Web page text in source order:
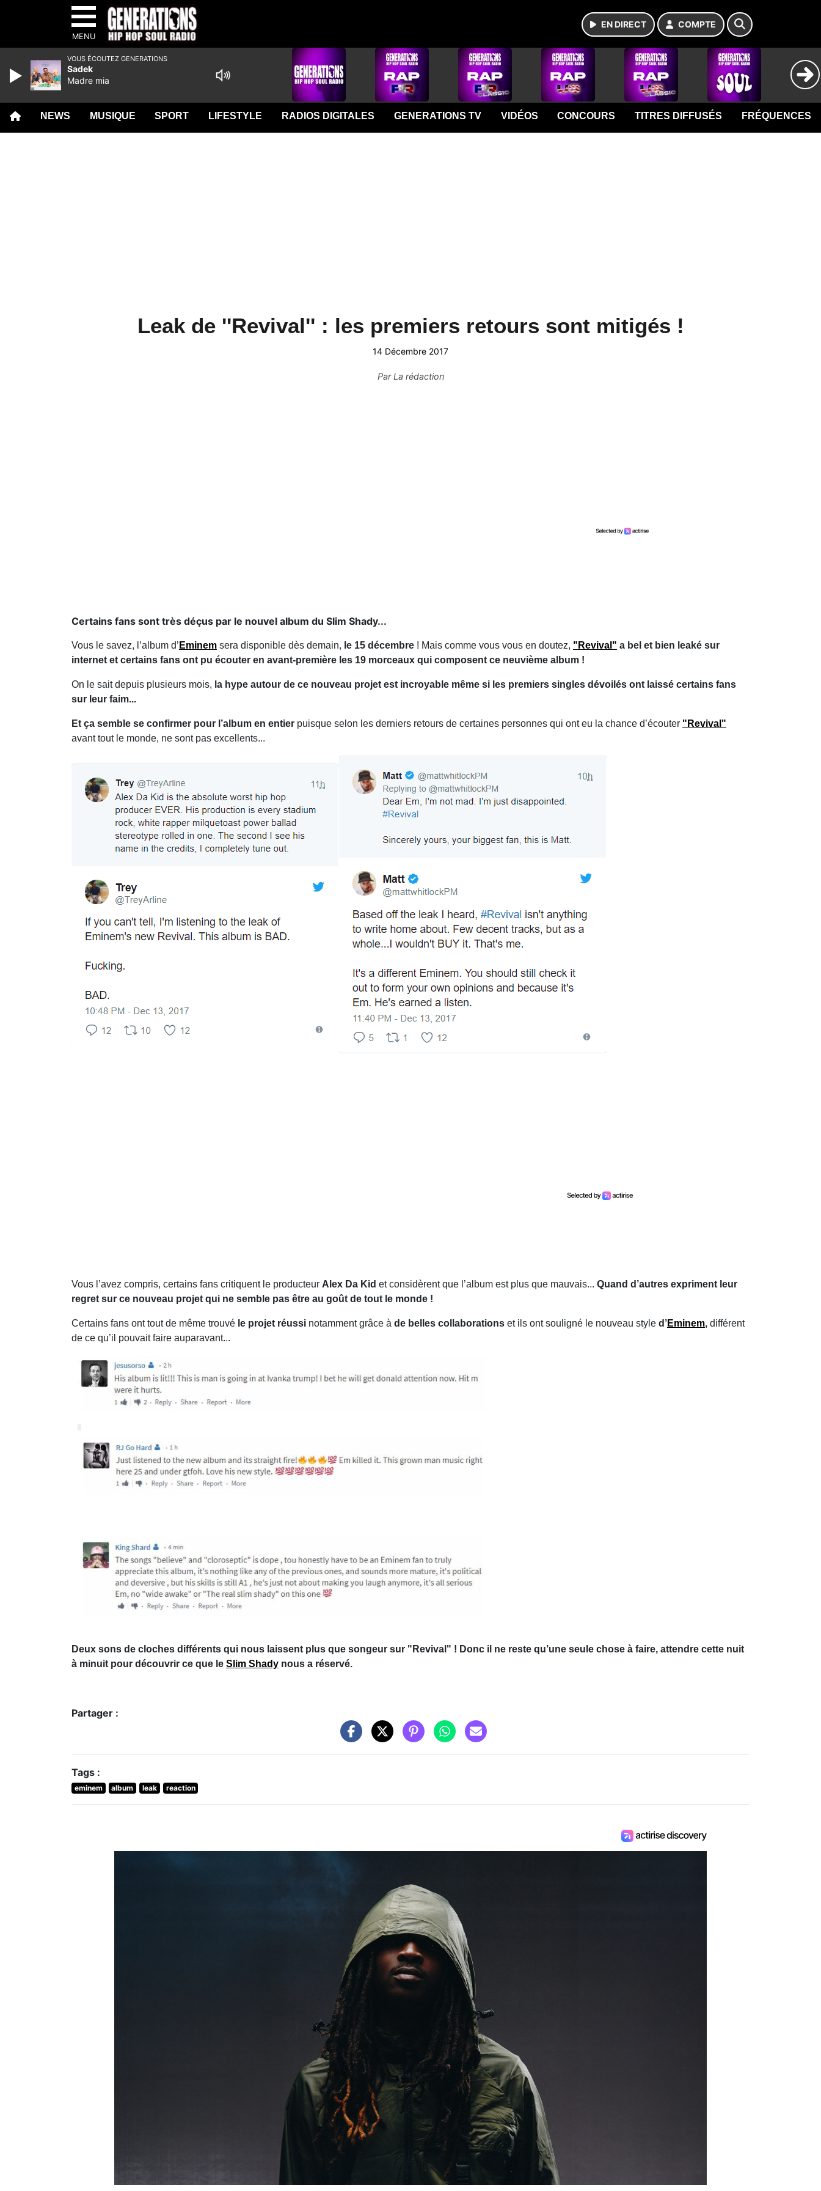
MENU
EN DIRECT COMPTE
NEWS MUSIQUE SPORT LIFESTYLE RADIOS DIGITALES GENERATIONS TV VIDÉOS CONCOURS TITRES DIFFUSÉS FRÉQUENCES
Leak de ''Revival'' : les premiers retours sont mitigés !
14 Décembre 2017
ParLa rédaction
Certains fans sont très déçus par le nouvel album du Slim Shady...
Vous le savez, l’album d’ Eminem sera disponible dès demain, le 15 décembre ! Mais comme vous vous en doutez, "Revival" a bel et bien leaké sur
internet et certains fans ont pu écouter en avant-première les 19 morceaux qui composent ce neuvième album !
On le sait depuis plusieurs mois, la hype autour de ce nouveau projet est incroyable même si les premiers singles dévoilés ont laissé certains fans
sur leur faim...
Et ça semble se confirmer pour l’album en entier puisque selon les derniers retours de certaines personnes qui ont eu la chance d’écouter "Revival"
avant tout le monde, ne sont pas excellents...
Vous l’avez compris, certains fans critiquent le producteur Alex Da Kid et considèrent que l’album est plus que mauvais... Quand d’autres expriment leur
regret sur ce nouveau projet qui ne semble pas être au goût de tout le monde !
Certains fans ont tout de même trouvé le projet réussi notamment grâce à de belles collaborations et ils ont souligné le nouveau style d’Eminem, différent
de ce qu’il pouvait faire auparavant...
Deux sons de cloches différents qui nous laissent plus que songeur sur "Revival" ! Donc il ne reste qu’une seule chose à faire, attendre cette nuit
à minuit pour découvrir ce que le Slim Shady nous a réservé.
Partager :
Tags :
eminem album leak reaction
VOUS ÉCOUTEZ GENERATIONS
Sadek
Madre mia